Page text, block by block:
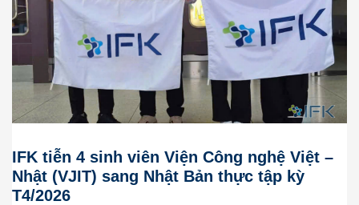
IFK tiễn 4 sinh viên Viện Công nghệ Việt –
Nhật (VJIT) sang Nhật Bản thực tập kỳ
T4/2026